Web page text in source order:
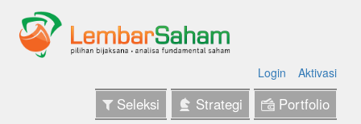
Login Aktivasi
Seleksi Strategi Portfolio